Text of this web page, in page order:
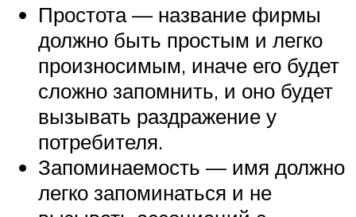
Простота — название фирмы
должно быть простым и легко
произносимым, иначе его будет
сложно запомнить, и оно будет
вызывать раздражение у
потребителя.
Запоминаемость — имя должно
легко запоминаться и не